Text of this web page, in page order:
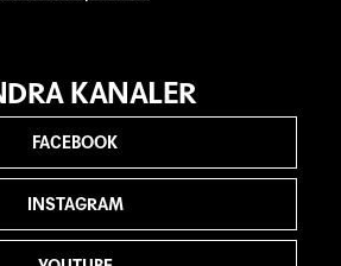
KANALER
FACEBOOK
INSTAGRAM